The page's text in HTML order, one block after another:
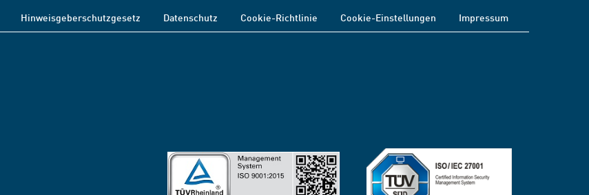
Hinweisgeberschutzgesetz Datenschutz Cookie-Richtlinie Cookie-Einstellungen Impressum